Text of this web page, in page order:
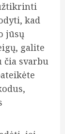
kad
jūsų
galite
čia svarbu